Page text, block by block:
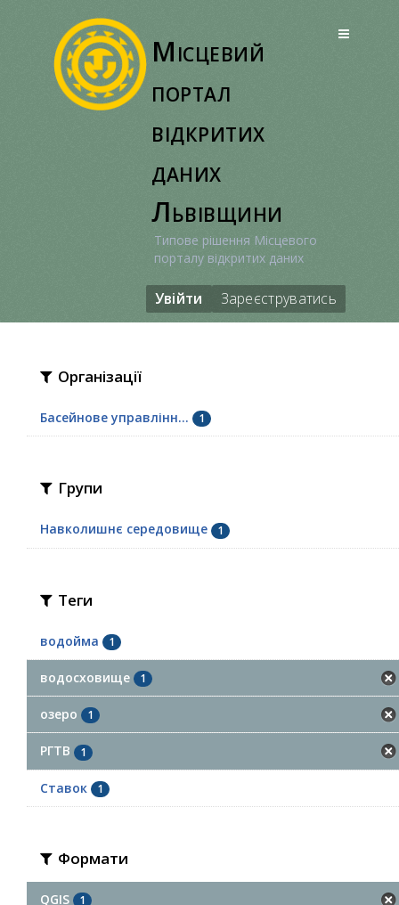
Місцевий
портал
відкритих
даних
Львівщини
Типове рішення Місцевого
порталу відкритих даних
Увійти Зареєструватись
Організації
Басейнове управлінн... 1
Групи
Навколишнє середовище 1
Теги
водойма 1
водосховище 1
озеро 1
РГТВ 1
Ставок 1
Формати
QGIS 1